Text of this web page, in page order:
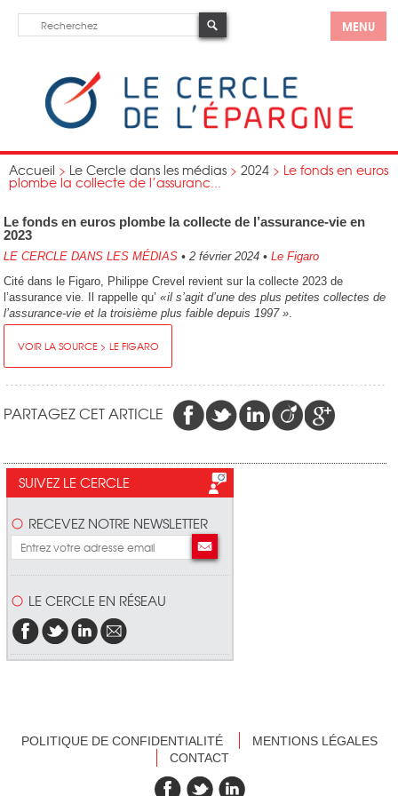
MENU
Accueil > Le Cercle dans les médias > 2024 > Le fonds en euros
plombe la collecte de l’assuranc...
Le fonds en euros plombe la collecte de l’assurance-vie en
2023
LE CERCLE DANS LES MÉDIAS • 2 février 2024• Le Figaro
Cité dans le Figaro, Philippe Crevel revient sur la collecte 2023 de
l’assurance vie. Il rappelle qu’« il s’agit d’une des plus petites collectes de
l’assurance-vie et la troisième plus faible depuis 1997 ».
VOIR LA SOURCE > LE FIGARO
PARTAGEZ CET ARTICLE
SUIVEZ LE CERCLE
RECEVEZ NOTRE NEWSLETTER
LE CERCLE EN RÉSEAU
POLITIQUE DE CONFIDENTIALITÉ
MENTIONS LÉGALES
CONTACT